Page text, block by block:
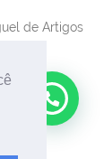
de Artigos